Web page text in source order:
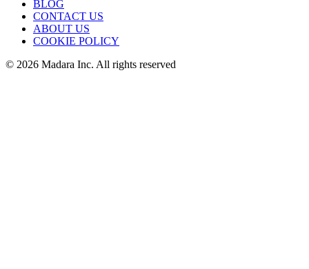
BLOG
CONTACT US
ABOUT US
COOKIE POLICY
© 2026 Madara Inc. All rights reserved